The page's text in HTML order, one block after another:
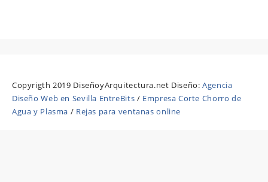
Copyrigth 2019 DiseñoyArquitectura.net Diseño:Agencia
Diseño Web en Sevilla EntreBits / Empresa Corte Chorro de
Agua y Plasma / Rejas para ventanas online